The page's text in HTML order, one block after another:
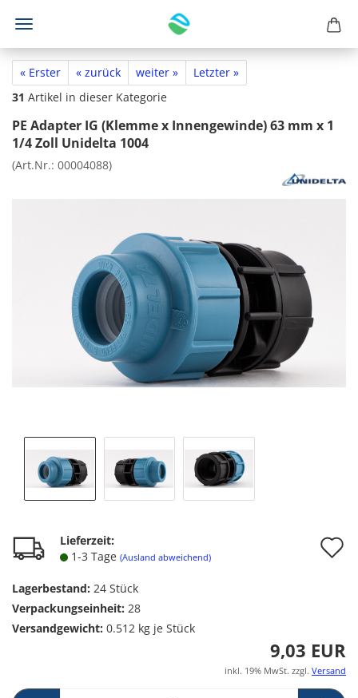
« Erster « zurück weiter »
Letzter »
31 Artikel in dieser Kategorie
PE Adapter IG (Klemme x Innengewinde) 63 mm x 1
1/4 Zoll Unidelta 1004
(Art.Nr.: 00004088)
Lieferzeit:
1-3 Tage (Ausland abweichend)
Lagerbestand: 24 Stück
Verpackungseinheit: 28
Versandgewicht: 0.512 kg je Stück
9,03 EUR
inkl. 19% MwSt. zzgl. Versand